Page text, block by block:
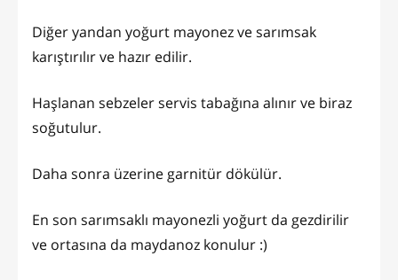
Diğer yandan yoğurt mayonez ve sarımsak
karıştırılır ve hazır edilir.
Haşlanan sebzeler servis tabağına alınır ve biraz
soğutulur.
Daha sonra üzerine garnitür dökülür.
En son sarımsaklı mayonezli yoğurt da gezdirilir
ve ortasına da maydanoz konulur :)